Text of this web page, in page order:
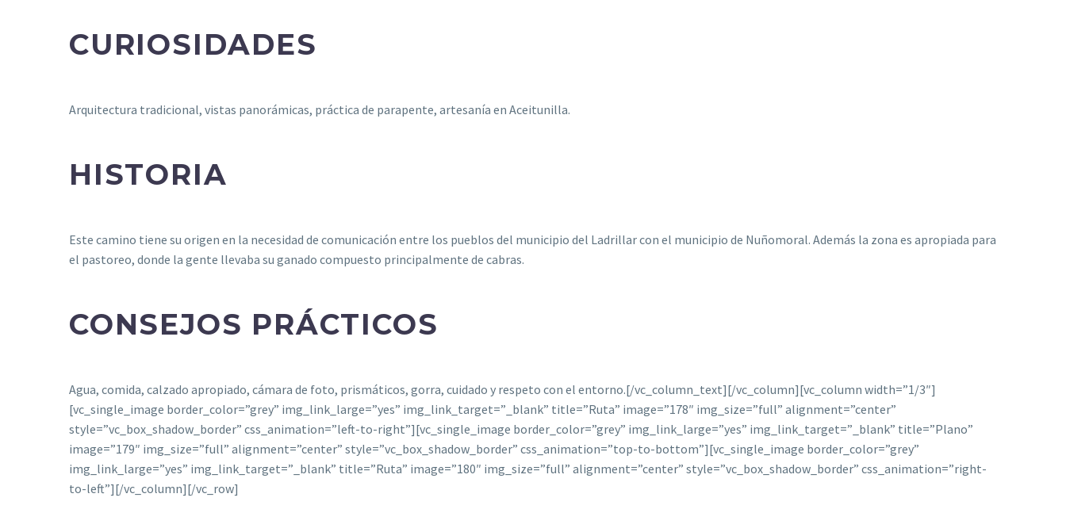
CURIOSIDADES
Arquitectura tradicional, vistas panorámicas, práctica de parapente, artesanía en Aceitunilla.
HISTORIA
Este camino tiene su origen en la necesidad de comunicación entre los pueblos del municipio del Ladrillar con el municipio de Nuñomoral. Además la zona es apropiada para
el pastoreo, donde la gente llevaba su ganado compuesto principalmente de cabras.
CONSEJOS PRÁCTICOS
Agua, comida, calzado apropiado, cámara de foto, prismáticos, gorra, cuidado y respeto con el entorno.[/vc_column_text][/vc_column][vc_column width=”1/3″]
[vc_single_image border_color=”grey” img_link_large=”yes” img_link_target=”_blank” title=”Ruta” image=”178″ img_size=”full” alignment=”center”
style=”vc_box_shadow_border” css_animation=”left-to-right”][vc_single_image border_color=”grey” img_link_large=”yes” img_link_target=”_blank” title=”Plano”
image=”179″ img_size=”full” alignment=”center” style=”vc_box_shadow_border” css_animation=”top-to-bottom”][vc_single_image border_color=”grey”
img_link_large=”yes” img_link_target=”_blank” title=”Ruta” image=”180″ img_size=”full” alignment=”center” style=”vc_box_shadow_border” css_animation=”right-
to-left”][/vc_column][/vc_row]